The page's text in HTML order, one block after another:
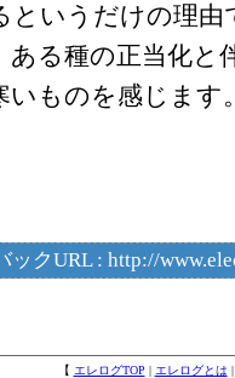
というだけの理
ある種の正当化と
いものを感じます
ックURL : http://
【 エレログTOP | エレログとは